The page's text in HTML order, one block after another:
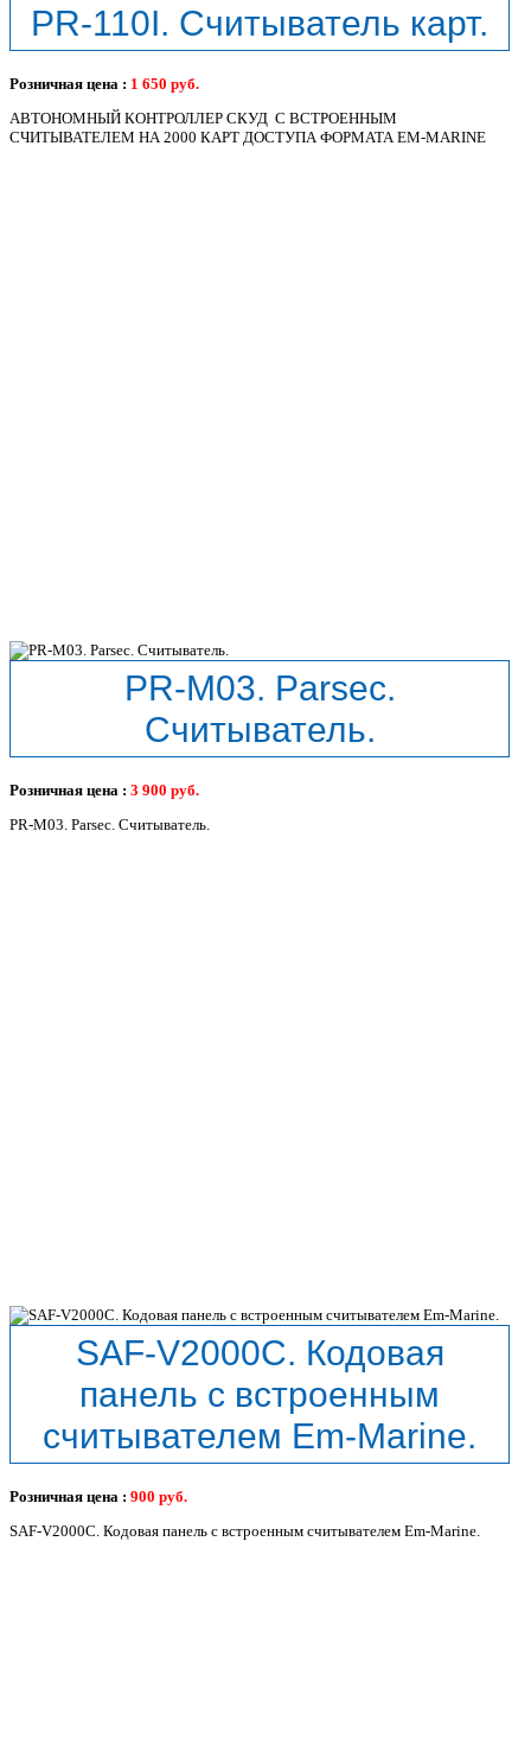
PR-110I. Считыватель карт.
Розничная цена : 1 650 руб.
АВТОНОМНЫЙ КОНТРОЛЛЕР СКУД С ВСТРОЕННЫМ
СЧИТЫВАТЕЛЕМ НА 2000 КАРТ ДОСТУПА ФОРМАТА EM-MARINE
PR-M03. Parsec.
Считыватель.
Розничная цена : 3 900 руб.
PR-M03. Parsec. Считыватель.
SAF-V2000C. Кодовая
панель с встроенным
считывателем Em-Marine.
Розничная цена : 900 руб.
SAF-V2000C. Кодовая панель с встроенным считывателем Em-Marine.